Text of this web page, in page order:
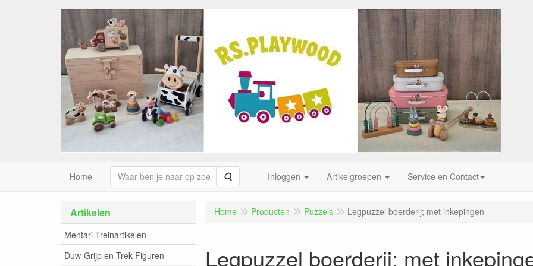
Home Zoeken Inloggen Artikelgroepen Service en Contact
Artikelen
Mentari Treinartikelen
Duw-Grijp en Trek Figuren
Home Producten Puzzels Legpuzzel boerderij; met inkepingen
Legpuzzel boerderij; met